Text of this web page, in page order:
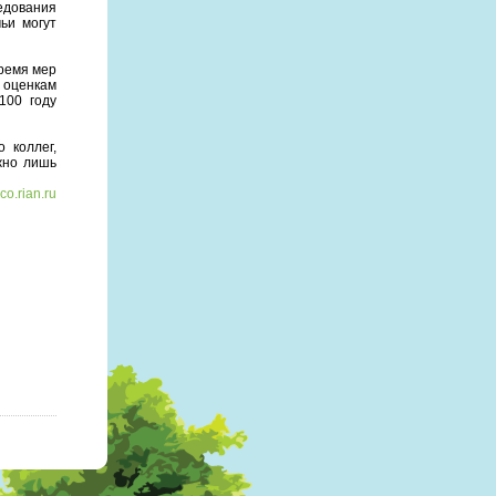
могут
мер
оценкам
году
лишь